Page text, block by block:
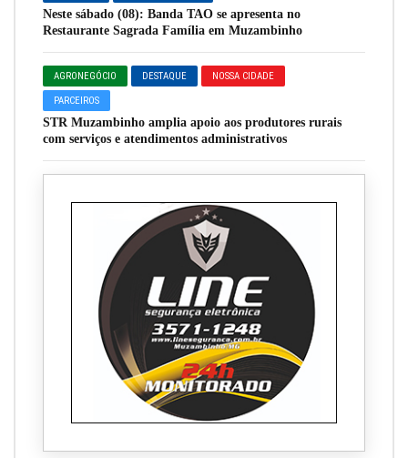
Neste sábado (08): Banda TAO se apresenta no
Restaurante Sagrada Família em Muzambinho
AGRONEGÓCIO DESTAQUE NOSSA CIDADE
PARCEIROS
STR Muzambinho amplia apoio aos produtores rurais
com serviços e atendimentos administrativos